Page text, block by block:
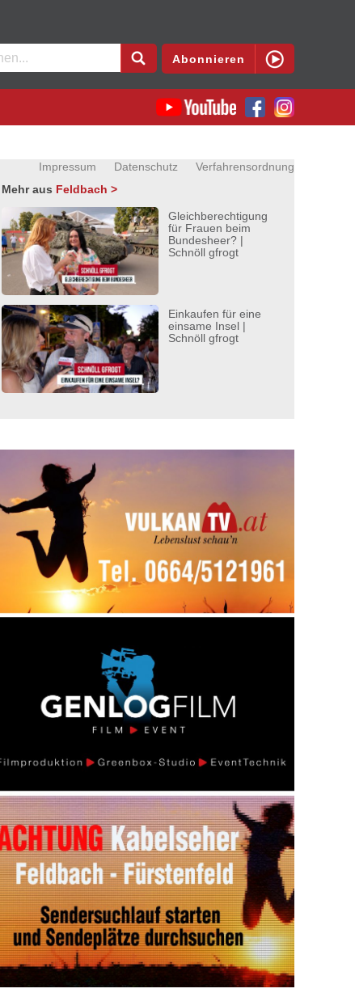
Abonnieren
Impressum Datenschutz
Verfahrensordnung
Mehr aus Feldbach >
Gleichberechtigung
für Frauen beim
Bundesheer? |
Schnöll gfrogt
Einkaufen für eine
einsame Insel |
Schnöll gfrogt